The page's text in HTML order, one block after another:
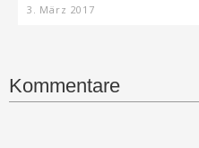
3. März 2017
Kommentare